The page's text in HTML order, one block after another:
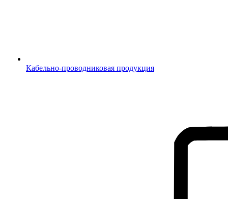
Кабельно-проводниковая продукция